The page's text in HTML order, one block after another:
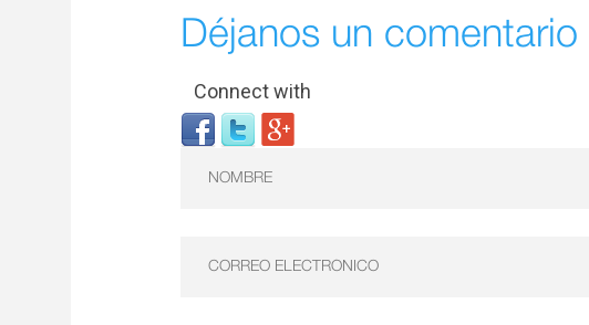
Déjanos un comentario
Connect with